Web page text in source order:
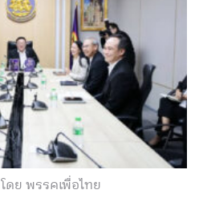
โดย พรรคเพื่อไทย